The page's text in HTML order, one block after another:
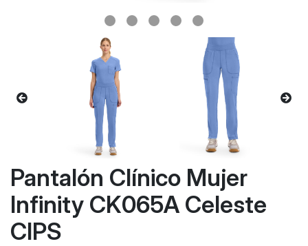
Pantalón Clínico Mujer
Infinity CK065A Celeste
CIPS